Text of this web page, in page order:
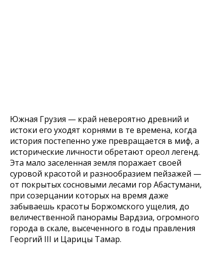
Южная Грузия — край невероятно древний и
истоки его уходят корнями в те времена, когда
история постепенно уже превращается в миф, а
исторические личности обретают ореол легенд.
Эта мало заселенная земля поражает своей
суровой красотой и разнообразием пейзажей —
от покрытых сосновыми лесами гор Абастумани,
при созерцании которых на время даже
забываешь красоты Боржомского ущелия, до
величественной панорамы Вардзиа, огромного
города в скале, высеченного в годы правления
Георгий III и Царицы Тамар.